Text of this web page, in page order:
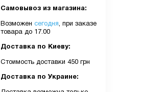
Самовывоз из магазина:
Возможен сегодня, при заказе
товара до 17.00
Доставка по Киеву:
Стоимость доставки 450 грн
Доставка по Украине: